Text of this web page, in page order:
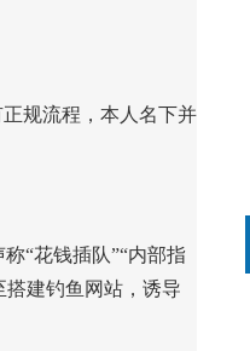
规流程，本人名下并
“花钱插队”“内部指
搭建钓鱼网站，诱导